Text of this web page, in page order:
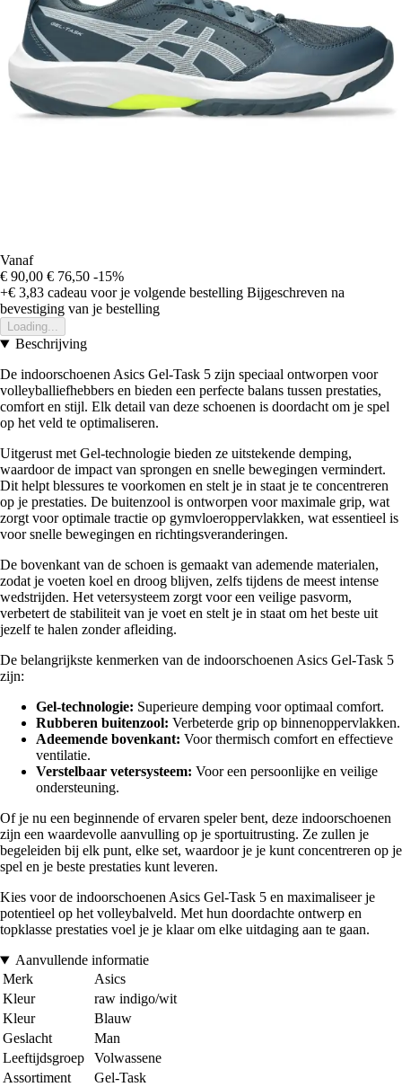
Vanaf
€ 90,00 € 76,50 -15%
+€ 3,83 cadeau voor je volgende bestelling Bijgeschreven na
bevestiging van je bestelling
Loading...
Beschrijving
De indoorschoenen Asics Gel-Task 5 zijn speciaal ontworpen voor
volleyballiefhebbers en bieden een perfecte balans tussen prestaties,
comfort en stijl. Elk detail van deze schoenen is doordacht om je spel
op het veld te optimaliseren.
Uitgerust met Gel-technologie bieden ze uitstekende demping,
waardoor de impact van sprongen en snelle bewegingen vermindert.
Dit helpt blessures te voorkomen en stelt je in staat je te concentreren
op je prestaties. De buitenzool is ontworpen voor maximale grip, wat
zorgt voor optimale tractie op gymvloeroppervlakken, wat essentieel is
voor snelle bewegingen en richtingsveranderingen.
De bovenkant van de schoen is gemaakt van ademende materialen,
zodat je voeten koel en droog blijven, zelfs tijdens de meest intense
wedstrijden. Het vetersysteem zorgt voor een veilige pasvorm,
verbetert de stabiliteit van je voet en stelt je in staat om het beste uit
jezelf te halen zonder afleiding.
De belangrijkste kenmerken van de indoorschoenen Asics Gel-Task 5
zijn:
Gel-technologie: Superieure demping voor optimaal comfort.
Rubberen buitenzool: Verbeterde grip op binnenoppervlakken.
Adeemende bovenkant: Voor thermisch comfort en effectieve
ventilatie.
Verstelbaar vetersysteem: Voor een persoonlijke en veilige
ondersteuning.
Of je nu een beginnende of ervaren speler bent, deze indoorschoenen
zijn een waardevolle aanvulling op je sportuitrusting. Ze zullen je
begeleiden bij elk punt, elke set, waardoor je je kunt concentreren op je
spel en je beste prestaties kunt leveren.
Kies voor de indoorschoenen Asics Gel-Task 5 en maximaliseer je
potentieel op het volleybalveld. Met hun doordachte ontwerp en
topklasse prestaties voel je je klaar om elke uitdaging aan te gaan.
Aanvullende informatie
Merk
Asics
Kleur
raw indigo/wit
Kleur
Blauw
Geslacht
Man
Leeftijdsgroep
Volwassene
Assortiment
Gel-Task